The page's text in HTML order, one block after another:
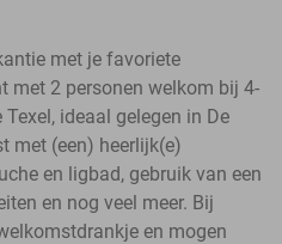
met je favoriete
met 2 personen welkom bij 4-
ideaal gelegen in De
met (een) heerlijk(e)
en ligbad, gebruik van een
en nog veel meer. Bij
en mogen